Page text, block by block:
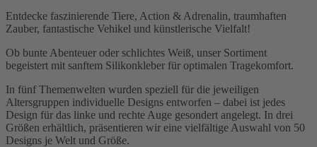
Entdecke faszinierende Tiere, Action & Adrenalin, traumhaften
Zauber, fantastische Vehikel und künstlerische Vielfalt!
Ob bunte Abenteuer oder schlichtes Weiß, unser Sortiment
begeistert mit sanftem Silikonkleber für optimalen Tragekomfort.
In fünf Themenwelten wurden speziell für die jeweiligen
Altersgruppen individuelle Designs entworfen – dabei ist jedes
Design für das linke und rechte Auge gesondert angelegt. In drei
Größen erhältlich, präsentieren wir eine vielfältige Auswahl von 50
Designs je Welt und Größe.